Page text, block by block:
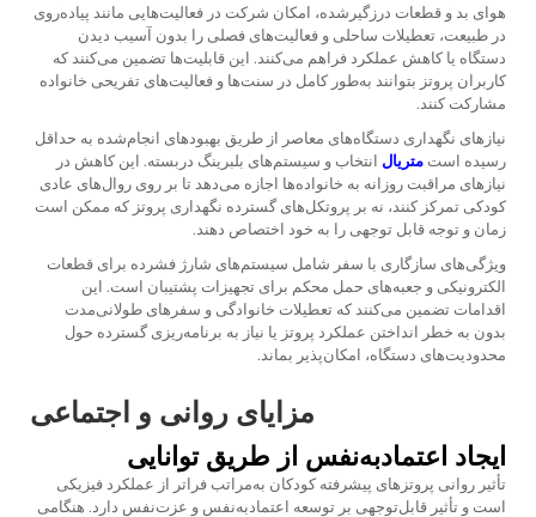
هوای بد و قطعات درزگیرشده، امکان شرکت در فعالیت‌هایی مانند پیاده‌روی
در طبیعت، تعطیلات ساحلی و فعالیت‌های فصلی را بدون آسیب دیدن
دستگاه یا کاهش عملکرد فراهم می‌کنند. این قابلیت‌ها تضمین می‌کنند که
کاربران پروتز بتوانند به‌طور کامل در سنت‌ها و فعالیت‌های تفریحی خانواده
مشارکت کنند.
نیازهای نگهداری دستگاه‌های معاصر از طریق بهبودهای انجام‌شده به حداقل
رسیده است متریال انتخاب و سیستم‌های بلبرینگ دربسته. این کاهش در
نیازهای مراقبت روزانه به خانواده‌ها اجازه می‌دهد تا بر روی روال‌های عادی
کودکی تمرکز کنند، نه بر پروتکل‌های گسترده نگهداری پروتز که ممکن است
زمان و توجه قابل توجهی را به خود اختصاص دهند.
ویژگی‌های سازگاری با سفر شامل سیستم‌های شارژ فشرده برای قطعات
الکترونیکی و جعبه‌های حمل محکم برای تجهیزات پشتیبان است. این
اقدامات تضمین می‌کنند که تعطیلات خانوادگی و سفرهای طولانی‌مدت
بدون به خطر انداختن عملکرد پروتز یا نیاز به برنامه‌ریزی گسترده حول
محدودیت‌های دستگاه، امکان‌پذیر بماند.
مزایای روانی و اجتماعی
ایجاد اعتمادبه‌نفس از طریق توانایی
تأثیر روانی پروتزهای پیشرفته کودکان به‌مراتب فراتر از عملکرد فیزیکی
است و تأثیر قابل‌توجهی بر توسعه اعتمادبه‌نفس و عزت‌نفس دارد. هنگامی